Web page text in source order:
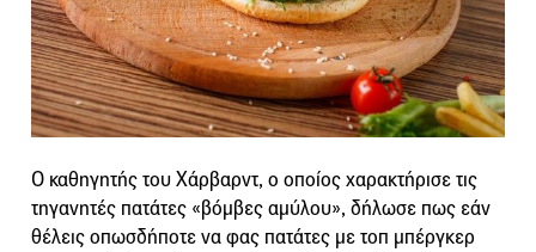
Ο καθηγητής του Χάρβαρντ, ο οποίος χαρακτήρισε τις
τηγανητές πατάτες «βόμβες αμύλου», δήλωσε πως εάν
θέλεις οπωσδήποτε να φας πατάτες με τοπ μπέργκερ